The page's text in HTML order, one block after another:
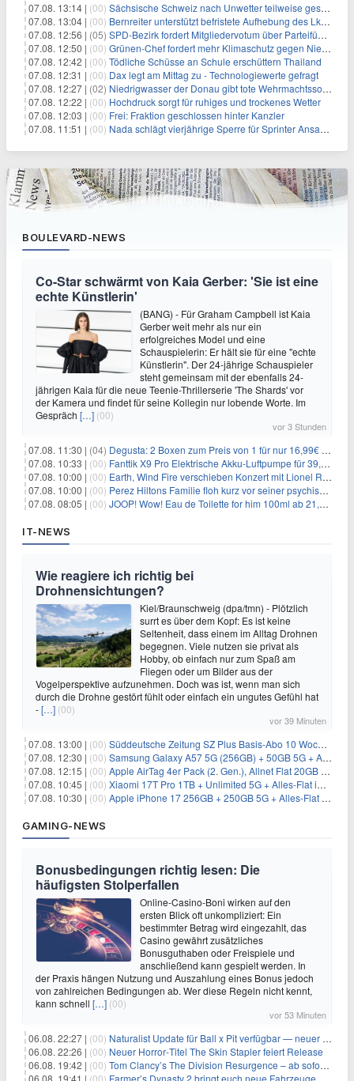
07.08. 13:14 | (00) Sächsische Schweiz nach Unwetter teilweise gesperrt
07.08. 13:04 | (00) Bernreiter unterstützt befristete Aufhebung des Lkw-Fahrverbots
07.08. 12:56 | (05) SPD-Bezirk fordert Mitgliedervotum über Parteiführung
07.08. 12:50 | (00) Grünen-Chef fordert mehr Klimaschutz gegen Niedrigwasser
07.08. 12:42 | (00) Tödliche Schüsse an Schule erschüttern Thailand
07.08. 12:31 | (00) Dax legt am Mittag zu - Technologiewerte gefragt
07.08. 12:27 | (02) Niedrigwasser der Donau gibt tote Wehrmachtssoldaten frei
07.08. 12:22 | (00) Hochdruck sorgt für ruhiges und trockenes Wetter
07.08. 12:03 | (00) Frei: Fraktion geschlossen hinter Kanzler
07.08. 11:51 | (00) Nada schlägt vierjährige Sperre für Sprinter Ansah vor
BOULEVARD-NEWS
Co-Star schwärmt von Kaia Gerber: 'Sie ist eine
echte Künstlerin'
(BANG) - Für Graham Campbell ist Kaia
Gerber weit mehr als nur ein
erfolgreiches Model und eine
Schauspielerin: Er hält sie für eine "echte
Künstlerin". Der 24-jährige Schauspieler
steht gemeinsam mit der ebenfalls 24-
jährigen Kaia für die neue Teenie-Thrillerserie 'The Shards' vor
der Kamera und findet für seine Kollegin nur lobende Worte. Im
Gespräch […] (00)
vor 3 Stunden
07.08. 11:30 | (04) Degusta: 2 Boxen zum Preis von 1 für nur 16,99€ inkl. Versand
07.08. 10:33 | (00) Fanttik X9 Pro Elektrische Akku-Luftpumpe für 39,99€
07.08. 10:00 | (00) Earth, Wind Fire verschieben Konzert mit Lionel Richie nach medizinischem Notfall
07.08. 10:00 | (00) Perez Hiltons Familie floh kurz vor seiner psychischen Krise aus dem Haus
07.08. 08:05 | (00) JOOP! Wow! Eau de Toilette for him 100ml ab 21,84€ im Sparabo
IT-NEWS
Wie reagiere ich richtig bei
Drohnensichtungen?
Kiel/Braunschweig (dpa/tmn) - Plötzlich
surrt es über dem Kopf: Es ist keine
Seltenheit, dass einem im Alltag Drohnen
begegnen. Viele nutzen sie privat als
Hobby, ob einfach nur zum Spaß am
Fliegen oder um Bilder aus der
Vogelperspektive aufzunehmen. Doch was ist, wenn man sich
durch die Drohne gestört fühlt oder einfach ein ungutes Gefühl hat
-[…] (00)
vor 39 Minuten
07.08. 13:00 | (00) Süddeutsche Zeitung SZ Plus Basis-Abo 10 Wochen für 10€
07.08. 12:30 | (00) Samsung Galaxy A57 5G (256GB) + 50GB 5G + Alles-Flat im Vodafone-Netz für 19,99€/Monat – eff. 2,36€/Monat
07.08. 12:15 | (00) Apple AirTag 4er Pack (2. Gen.), Allnet Flat 20GB 5G im Telekom-Netz für 14,99€/Monat – eff. 2,07€/Monat
07.08. 10:45 | (00) Xiaomi 17T Pro 1TB + Unlimited 5G + Alles-Flat im o2 Netz für 29,99€/Monat – eff. 1,15€/Monat
07.08. 10:30 | (00) Apple iPhone 17 256GB + 250GB 5G + Alles-Flat im Telekom-Netz für 34€/Monat – eff. 6,29€/Monat
GAMING-NEWS
Bonusbedingungen richtig lesen: Die
häufigsten Stolperfallen
Online-Casino-Boni wirken auf den
ersten Blick oft unkompliziert: Ein
bestimmter Betrag wird eingezahlt, das
Casino gewährt zusätzliches
Bonusguthaben oder Freispiele und
anschließend kann gespielt werden. In
der Praxis hängen Nutzung und Auszahlung eines Bonus jedoch
von zahlreichen Bedingungen ab. Wer diese Regeln nicht kennt,
kann schnell […] (00)
vor 53 Minuten
06.08. 22:27 | (00) Naturalist Update für Ball x Pit verfügbar — neuer Content auf allen Plattformen
06.08. 22:26 | (00) Neuer Horror‑Titel The Skin Stapler feiert Release
06.08. 19:42 | (00) Tom Clancy’s The Division Resurgence – ab sofort für euch verfügbar
06.08. 19:41 | (00) Farmer’s Dynasty 2 bringt euch neue Fahrzeuge